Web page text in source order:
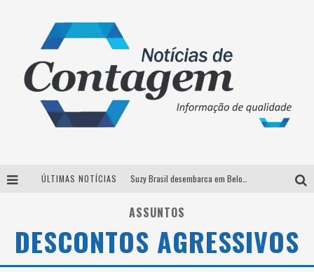
ÚLTIMAS NOTÍCIAS
Thiaguinho em BH: pré-venda liberada para o show da turnê “Bem Black”
Exposete 2026 já vendeu 70% dos ingressos a pouco mais de um mês do evento
ASSUNTOS
DESCONTOS AGRESSIVOS